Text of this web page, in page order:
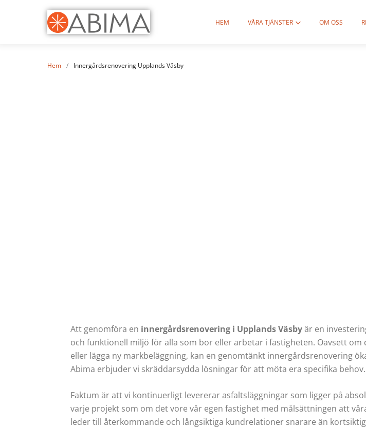
HEM VÅRA TJÄNSTER OM OSS
Hem / Innergårdsrenovering Upplands Väsby
Att genomföra en innergårdsrenovering i Upplands Väsbyär en
och funktionell miljö för alla som bor eller arbetar i fastigheten. Oavsett
eller lägga ny markbeläggning, kan en genomtänkt innergårdsrenovering
Abima erbjuder vi skräddarsydda lösningar för att möta era specifika behov.
Faktum är att vi kontinuerligt levererar asfaltsläggningar som ligger på
varje projekt som om det vore vår egen fastighet med målsättningen att
leder till återkommande och långsiktiga kundrelationer snarare än